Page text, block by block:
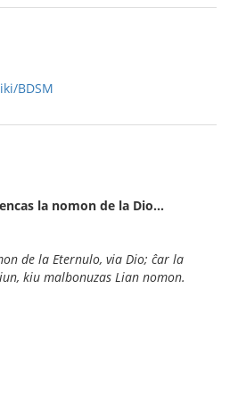
BDSM
la nomon de la Dio…
de la Eternulo, via Dio; ĉar la
kiu malbonuzas Lian nomon.